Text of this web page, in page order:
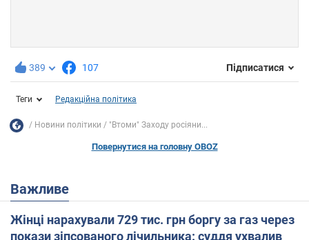
389 107 Підписатися
Теги Редакційна політика
Новини політики "Втоми" Заходу росіяни...
Повернутися на головну OBOZ
Важливе
Жінці нарахували 729 тис. грн боргу за газ через
покази зіпсованого лічильника: суддя ухвалив